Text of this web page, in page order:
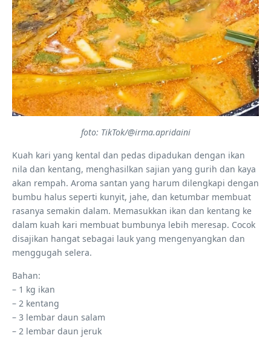
foto: TikTok/@irma.apridaini
Kuah kari yang kental dan pedas dipadukan dengan ikan
nila dan kentang, menghasilkan sajian yang gurih dan kaya
akan rempah. Aroma santan yang harum dilengkapi dengan
bumbu halus seperti kunyit, jahe, dan ketumbar membuat
rasanya semakin dalam. Memasukkan ikan dan kentang ke
dalam kuah kari membuat bumbunya lebih meresap. Cocok
disajikan hangat sebagai lauk yang mengenyangkan dan
menggugah selera.
Bahan:
– 1 kg ikan
– 2 kentang
– 3 lembar daun salam
– 2 lembar daun jeruk